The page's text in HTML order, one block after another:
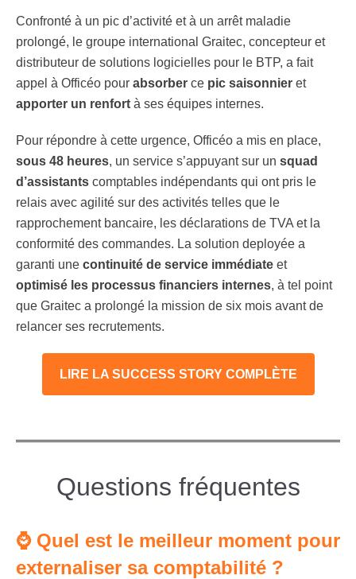
Confronté à un pic d’activité et à un arrêt maladie
prolongé, le groupe international Graitec, concepteur et
distributeur de solutions logicielles pour le BTP, a fait
appel à Officéo pour absorber ce pic saisonnier et
apporter un renfort à ses équipes internes.
Pour répondre à cette urgence, Officéo a mis en place,
sous 48 heures, un service s’appuyant sur un squad
d’assistants comptables indépendants qui ont pris le
relais avec agilité sur des activités telles que le
rapprochement bancaire, les déclarations de TVA et la
conformité des commandes. La solution deployée a
garanti une continuité de service immédiate et
optimisé les processus financiers internes, à tel point
que Graitec a prolongé la mission de six mois avant de
relancer ses recrutements.
LIRE LA SUCCESS STORY COMPLÈTE
Questions fréquentes
⌚ Quel est le meilleur moment pour
externaliser sa comptabilité ?